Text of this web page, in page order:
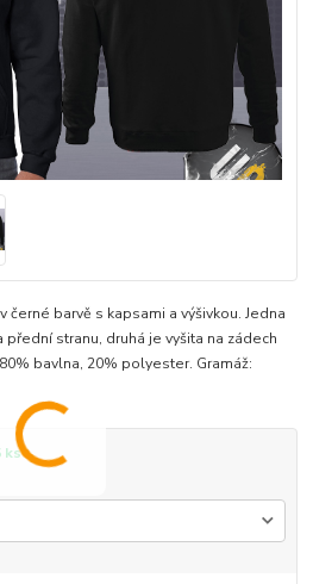
černé barvě s kapsami a výšivkou. Jedna
přední stranu, druhá je vyšita na zádech
bavlna, 20% polyester. Gramáž:
ks